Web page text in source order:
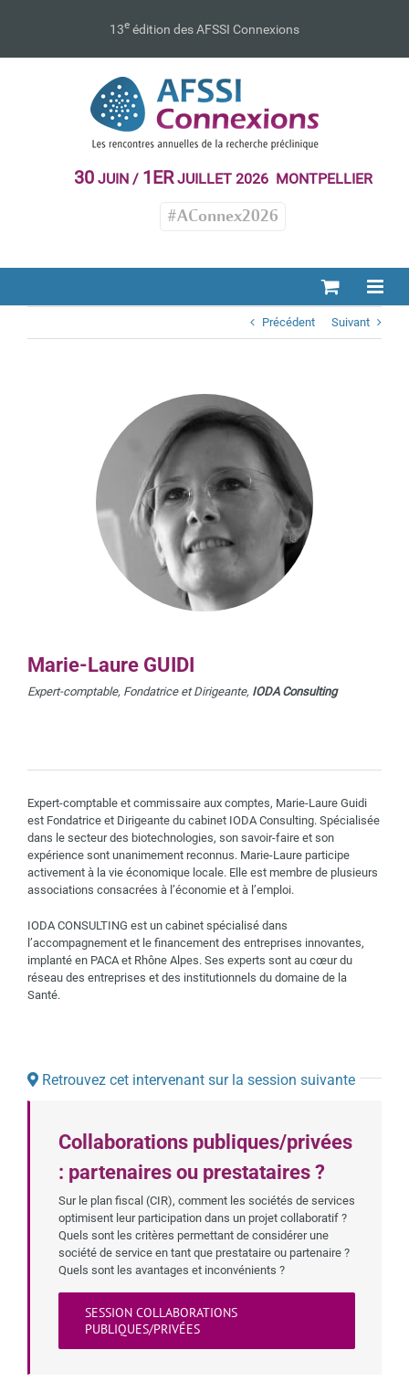
13e édition des AFSSI Connexions
30JUIN / 1ERJUILLET 2026 MONTPELLIER
#AConnex2026
Précédent Suivant
Marie-Laure GUIDI
Expert-comptable, Fondatrice et Dirigeante, IODA Consulting
Expert-comptable et commissaire aux comptes, Marie-Laure Guidi
est Fondatrice et Dirigeante du cabinet IODA Consulting. Spécialisée
dans le secteur des biotechnologies, son savoir-faire et son
expérience sont unanimement reconnus. Marie-Laure participe
activement à la vie économique locale. Elle est membre de plusieurs
associations consacrées à l’économie et à l’emploi.
IODA CONSULTING est un cabinet spécialisé dans
l’accompagnement et le financement des entreprises innovantes,
implanté en PACA et Rhône Alpes. Ses experts sont au cœur du
réseau des entreprises et des institutionnels du domaine de la
Santé.
Retrouvez cet intervenant sur la session suivante
Collaborations publiques/privées
: partenaires ou prestataires ?
Sur le plan fiscal (CIR), comment les sociétés de services
optimisent leur participation dans un projet collaboratif ?
Quels sont les critères permettant de considérer une
société de service en tant que prestataire ou partenaire ?
Quels sont les avantages et inconvénients ?
SESSION COLLABORATIONS
PUBLIQUES/PRIVÉES